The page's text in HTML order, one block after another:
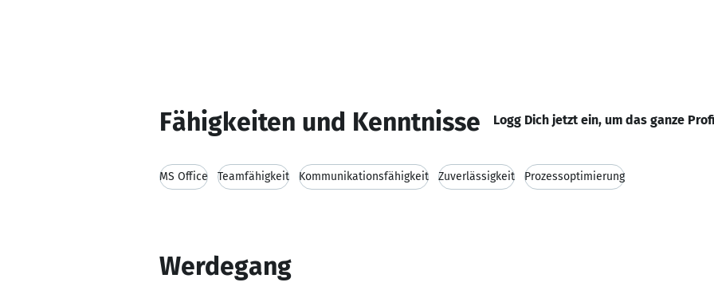
Fähigkeiten und Kenntnisse Logg Dich jetzt ein, um das ganze
MS Office Teamfähigkeit Kommunikationsfähigkeit Zuverlässigkeit Prozessoptimierung
Werdegang